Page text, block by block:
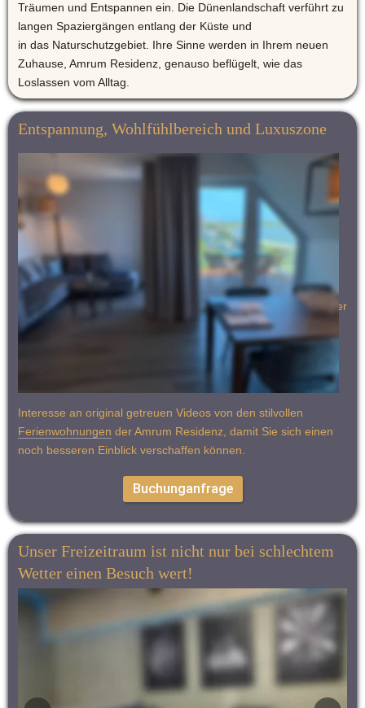
Träumen und Entspannen ein. Die Dünenlandschaft verführt zu
langen Spaziergängen entlang der Küste und
in das Naturschutzgebiet. Ihre Sinne werden in Ihrem neuen
Zuhause, Amrum Residenz, genauso beflügelt, wie das
Loslassen vom Alltag.
Entspannung, Wohlfühlbereich und Luxuszone
Ein hervorragender Logenplatz: Zum Sonnenaufgang werden
Sie sanft von den ersten Strahlen geweckt und am Abend
taucht die untergehende Sonne das Schlafzimmer in wohliges
Rot. Genießen Sie zum Einschlafen den entschleunigenden
Spirit: das Rauschen des Meeres und die freie Sicht in den
Sternenhimmel ...
Das Badezimmer ist stilvoll, hell und hochwertig eingerichtet.
Die zeitlos moderne und schlicht-reduzierte Formensprache der
keramischen Badmöbel des Stardesigners Philippe Starck in
Kombination mit großzügiger Regendusche und behaglichem
Amrum Residenz – aus Wohnen wird Wohlfühlen.
Ferienwohnungen der Amrum Residenz, damit Sie sich einen
noch besseren Einblick verschaffen können.
Buchunganfrage
Unser Freizeitraum ist nicht nur bei schlechtem
Wetter einen Besuch wert!